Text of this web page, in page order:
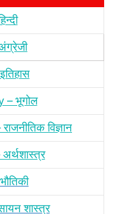
– भूगोल
विज्ञान
शास्‍त्र